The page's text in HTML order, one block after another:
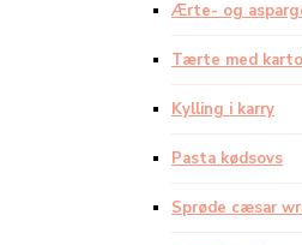
Ærte- og
Tærte med
Kylling i karry
Pasta kødsovs
Sprøde cæsar